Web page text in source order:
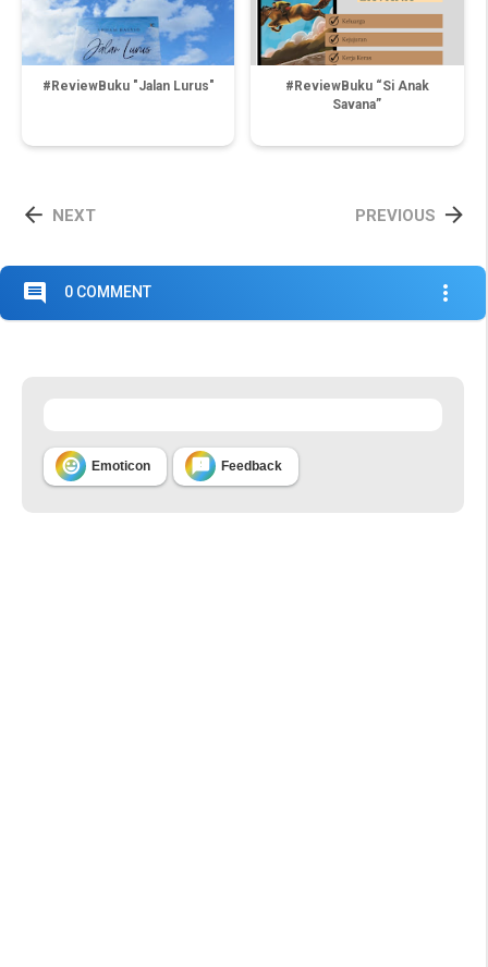
#ReviewBuku "Jalan Lurus"
#ReviewBuku “Si Anak
Savana”
 NEXT 
PREVIOUS
comment 0 COMMENT more_vert
 Emoticon  Feedback